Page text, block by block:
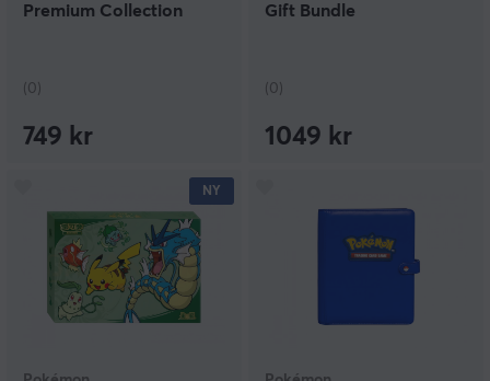
Premium Collection
(0)
749 kr
Gift Bundle
(0)
1049 kr
NY